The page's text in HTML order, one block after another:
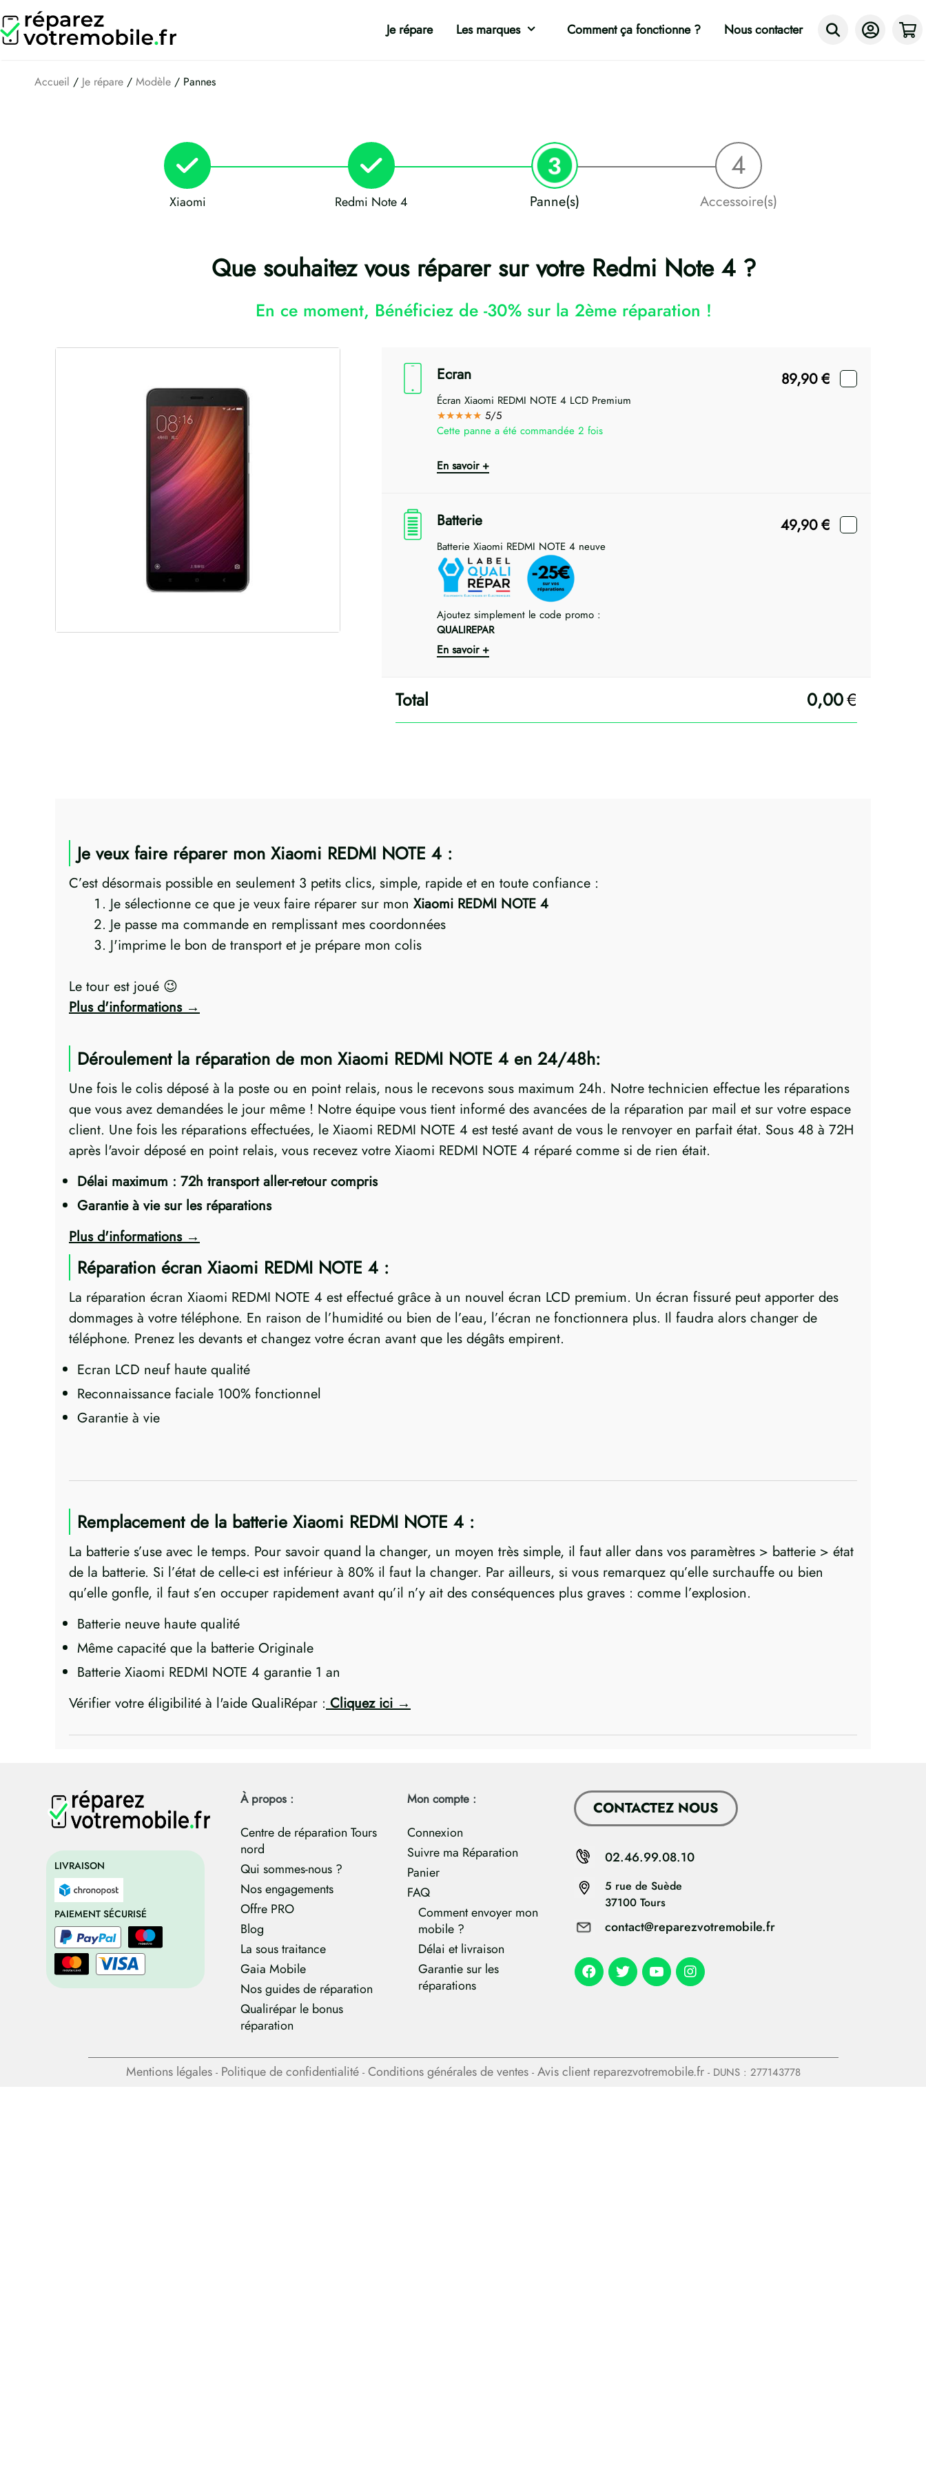
au
contenu Je répare Les marques Comment ça fonctionne ? Nous contacter
Accueil / Je répare / Modèle / Pannes
Xiaomi Redmi Note 4 Panne(s) Accessoire(s)
Que souhaitez vous réparer sur votre Redmi Note 4 ?
En ce moment, Bénéficiez de -30% sur la 2ème réparation !
Ecran 89,90€
Écran Xiaomi REDMI NOTE 4 LCD Premium
★★★★★ 5/5
Cette panne a été commandée 2 fois
En savoir +
Batterie 49,90€
Batterie Xiaomi REDMI NOTE 4 neuve
Ajoutez simplement le code promo :
QUALIREPAR
En savoir +
0,00€
Je veux faire réparer mon Xiaomi REDMI NOTE 4 :
C’est désormais possible en seulement 3 petits clics, simple, rapide et en toute confiance :
Je sélectionne ce que je veux faire réparer sur mon Xiaomi REDMI NOTE 4
Je passe ma commande en remplissant mes coordonnées
J'imprime le bon de transport et je prépare mon colis
Le tour est joué 😉
Plus d'informations
Déroulement la réparation de mon Xiaomi REDMI NOTE 4 en 24/48h:
Une fois le colis déposé à la poste ou en point relais, nous le recevons sous maximum 24h. Notre technicien effectue les réparations
que vous avez demandées le jour même ! Notre équipe vous tient informé des avancées de la réparation par mail et sur votre espace
client. Une fois les réparations effectuées, le Xiaomi REDMI NOTE 4 est testé avant de vous le renvoyer en parfait état. Sous 48 à 72H
après l'avoir déposé en point relais, vous recevez votre Xiaomi REDMI NOTE 4 réparé comme si de rien était.
Délai maximum : 72h transport aller-retour compris
Garantie à vie sur les réparations
Plus d'informations
Réparation écran Xiaomi REDMI NOTE 4 :
La réparation écran Xiaomi REDMI NOTE 4 est effectué grâce à un nouvel écran LCD premium. Un écran fissuré peut apporter des
dommages à votre téléphone. En raison de l’humidité ou bien de l’eau, l’écran ne fonctionnera plus. Il faudra alors changer de
téléphone. Prenez les devants et changez votre écran avant que les dégâts empirent.
Ecran LCD neuf haute qualité
Reconnaissance faciale 100% fonctionnel
Garantie à vie
Remplacement de la batterie Xiaomi REDMI NOTE 4 :
La batterie s’use avec le temps. Pour savoir quand la changer, un moyen très simple, il faut aller dans vos paramètres > batterie > état
de la batterie. Si l’état de celle-ci est inférieur à 80% il faut la changer. Par ailleurs, si vous remarquez qu’elle surchauffe ou bien
qu’elle gonfle, il faut s’en occuper rapidement avant qu’il n’y ait des conséquences plus graves : comme l’explosion.
Batterie neuve haute qualité
Même capacité que la batterie Originale
Batterie Xiaomi REDMI NOTE 4 garantie 1 an
Vérifier votre éligibilité à l'aide QualiRépar :Cliquez ici
LIVRAISON
PAIEMENT SÉCURISÉ
À propos :
Centre de réparation Tours
nord
Qui sommes-nous ?
Nos engagements
Offre PRO
Blog
La sous traitance
Gaia Mobile
Nos guides de réparation
Qualirépar le bonus
réparation
Mon compte :
Connexion
Suivre ma Réparation
Panier
FAQ
Comment envoyer mon
mobile ?
Délai et livraison
Garantie sur les
réparations
CONTACTEZ NOUS
5 rue de Suède
37100 Tours
contact@reparezvotremobile.fr
02.46.99.08.10
Mentions légales- Politique de confidentialité- Conditions générales de ventes- Avis client reparezvotremobile.fr- DUNS : 277143778